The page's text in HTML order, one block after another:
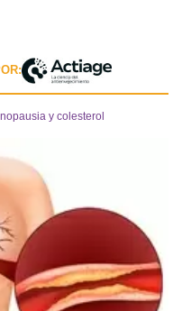
y colesterol